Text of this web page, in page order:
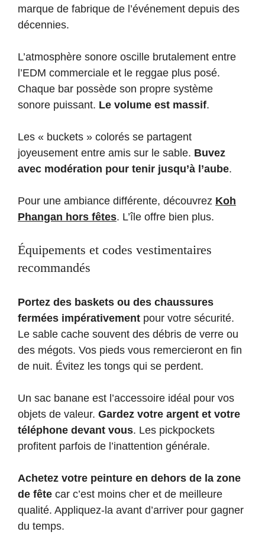
marque de fabrique de l’événement depuis des
décennies.
L’atmosphère sonore oscille brutalement entre
l’EDM commerciale et le reggae plus posé.
Chaque bar possède son propre système
sonore puissant. Le volume est massif.
Les « buckets » colorés se partagent
joyeusement entre amis sur le sable. Buvez
avec modération pour tenir jusqu’à l’aube.
Pour une ambiance différente, découvrez Koh
Phangan hors fêtes. L’île offre bien plus.
Équipements et codes vestimentaires
recommandés
Portez des baskets ou des chaussures
fermées impérativement pour votre sécurité.
Le sable cache souvent des débris de verre ou
des mégots. Vos pieds vous remercieront en fin
de nuit. Évitez les tongs qui se perdent.
Un sac banane est l’accessoire idéal pour vos
objets de valeur. Gardez votre argent et votre
téléphone devant vous. Les pickpockets
profitent parfois de l’inattention générale.
Achetez votre peinture en dehors de la zone
de fête car c’est moins cher et de meilleure
qualité. Appliquez-la avant d’arriver pour gagner
du temps.